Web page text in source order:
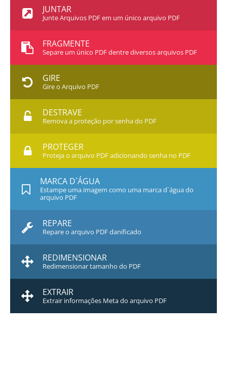
JUNTAR
Junte Arquivos PDF em um único arquivo PDF
FRAGMENTE
Separe um único PDF dentre diversos arquivos PDF
GIRE
Gire o Arquivo PDF
DESTRAVE
Remova a proteção por senha do PDF
PROTEGER
Proteja o arquivo PDF adicionando senha no PDF
MARCA D`ÁGUA
Estampe uma imagem como uma marca d`água do
arquivo PDF
REPARE
Repare o arquivo PDF danificado
REDIMENSIONAR
Redimensionar tamanho do PDF
EXTRAIR
Extrair informações Meta do arquivo PDF